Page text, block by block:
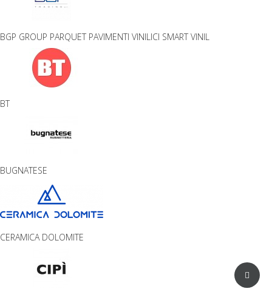
BGP GROUP PARQUET PAVIMENTI VINILICI SMART VINIL
BT
BUGNATESE
CERAMICA DOLOMITE